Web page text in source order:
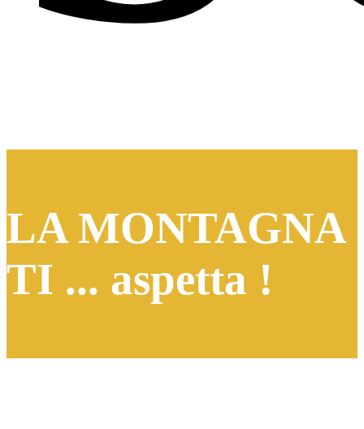
LA MONTAGNA
TI ... aspetta !